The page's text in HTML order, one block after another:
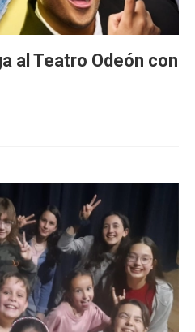
al Teatro Odeón con